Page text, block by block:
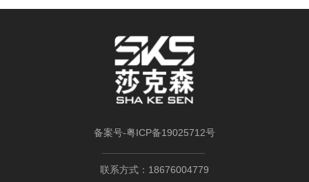
备案号-粤ICP备19025712号
联系方式：18676004779